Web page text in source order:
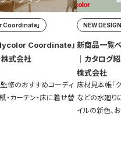
Coordinate」
Coordinate」
株式会社
修のおすすめコーディ
・カーテン・床に着せ替
NEW
新商品一覧
｜カタログ
株式会社
床材見本帳「
などの水廻り
イルの新色、